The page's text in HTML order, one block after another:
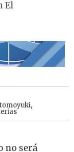
El
tomoyuki,
no será